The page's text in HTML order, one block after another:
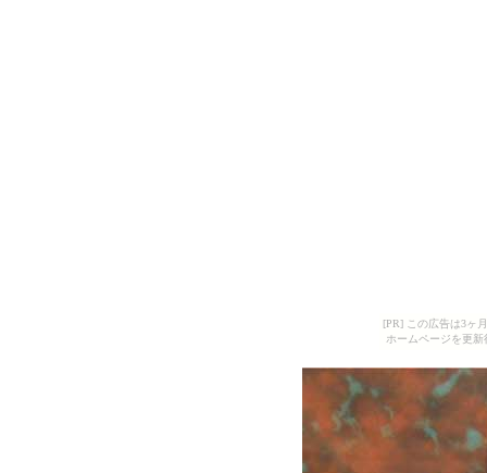
[PR] この広告は3ヶ
ホームページを更